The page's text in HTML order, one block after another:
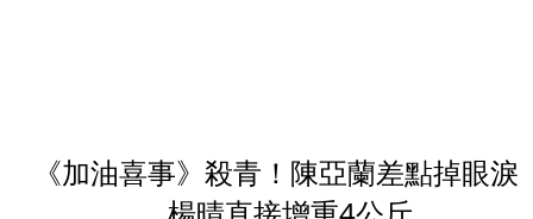
《加油喜事》殺青！陳亞蘭差點掉眼